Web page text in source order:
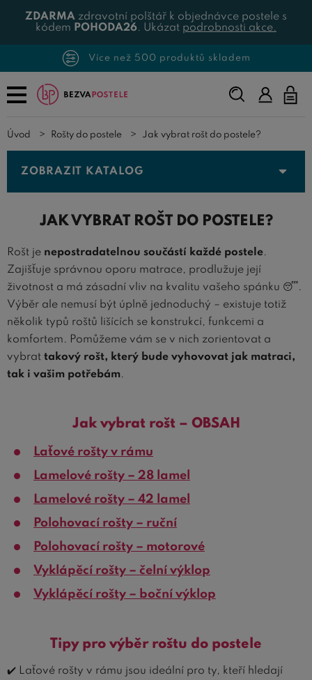
ZDARMA zdravotní polštář k objednávce postele s
kódem POHODA26. Ukázat podrobnosti akce.
Více než 500 produktů skladem
Napište,
co
Úvod Rošty do postele Jak vybrat rošt do postele?
ZOBRAZIT KATALOG
JAK VYBRAT ROŠT DO POSTELE?
Rošt je nepostradatelnou součástí každé postele.
Zajišťuje správnou oporu matrace, prodlužuje její
životnost a má zásadní vliv na kvalitu vašeho spánku 😴.
Výběr ale nemusí být úplně jednoduchý – existuje totiž
několik typů roštů lišících se konstrukcí, funkcemi a
komfortem. Pomůžeme vám se v nich zorientovat a
vybrat takový rošt, který bude vyhovovat jak matraci,
tak i vašim potřebám.
Jak vybrat rošt – OBSAH
Laťové rošty v rámu
Lamelové rošty – 28 lamel
Lamelové rošty – 42 lamel
Polohovací rošty – ruční
Polohovací rošty – motorové
Vyklápěcí rošty – čelní výklop
Vyklápěcí rošty – boční výklop
Tipy pro výběr roštu do postele
✔️ Laťové rošty v rámu jsou ideální pro ty, kteří hledají